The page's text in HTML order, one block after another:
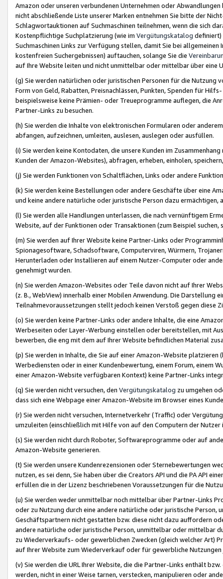
Amazon oder unseren verbundenen Unternehmen oder
nicht abschließende Liste unserer Marken entnehmen Sie bitte der
Schlagwortauktionen auf Suchmaschinen teilnehmen, wenn die sich
Kostenpflichtige Suchplatzierung (wie im Vergütungskatalog definiert)
Suchmaschinen Links zur Verfügung stellen, damit Sie bei
kostenfreien Suchergebnissen) auftauchen, solange Sie die
auf Ihre Website leiten und nicht unmittelbar oder mittelbar über eine
(g) Sie werden natürlichen oder juristischen Personen für die Nutzung
Form von Geld, Rabatten, Preisnachlässen, Punkten, Spenden für
beispielsweise keine Prämien- oder Treueprogramme auflegen, die
Partner-Links zu besuchen.
(h) Sie werden die Inhalte von elektronischen Formularen oder
abfangen, aufzeichnen, umleiten, auslesen, auslegen oder ausfüllen.
(i) Sie werden keine Kontodaten, die unsere Kunden im
Kunden der Amazon-Websites), abfragen, erheben, einholen,
(j) Sie werden Funktionen von Schaltflächen, Links oder andere
(k) Sie werden keine Bestellungen oder andere Geschäfte über eine
und keine andere natürliche oder juristische Person dazu
(l) Sie werden alle Handlungen unterlassen, die nach vernünftigem
Website, auf der Funktionen oder Transaktionen (zum Beispiel
(m) Sie werden auf Ihrer Website keine Partner-Links oder
Spionagesoftware, Schadsoftware, Computerviren, Würmern,
Herunterladen oder Installieren auf einem Nutzer-Computer oder
genehmigt wurden.
(n) Sie werden Amazon-Websites oder Teile davon nicht auf Ihrer
(z. B., WebView) innerhalb einer Mobilen Anwendung. Die Darstellung
Teilnahmevoraussetzungen stellt jedoch keinen Verstoß gegen diese
(o) Sie werden keine Partner-Links oder andere Inhalte, die eine
Werbeseiten oder Layer-Werbung einstellen oder bereitstellen, mit
bewerben, die eng mit dem auf Ihrer Website befindlichen Material
(p) Sie werden in Inhalte, die Sie auf einer Amazon-Website
Werbediensten oder in einer Kundenbewertung, einem Forum, einem
einer Amazon-Website verfügbaren Kontext) keine Partner-Links
(q) Sie werden nicht versuchen, den Vergütungskatalog zu umgehen
dass sich eine Webpage einer Amazon-Website im Browser eines
(r) Sie werden nicht versuchen, Internetverkehr (Traffic) oder
umzuleiten (einschließlich mit Hilfe von auf den Computern der
(s) Sie werden nicht durch Roboter, Softwareprogramme oder auf
Amazon-Website generieren.
(t) Sie werden unsere Kundenrezensionen oder Sternebewertungen
nutzen, es sei denn, Sie haben über die Creators API und die PA API
erfüllen die in der Lizenz beschriebenen Voraussetzungen für die
(u) Sie werden weder unmittelbar noch mittelbar über Partner-Links
oder zu Nutzung durch eine andere natürliche oder juristische
Geschäftspartnern nicht gestatten bzw. diese nicht dazu auffordern
andere natürliche oder juristische Person, unmittelbar oder mittelbar
zu Wiederverkaufs- oder gewerblichen Zwecken (gleich welcher Art)
auf Ihrer Website zum Wiederverkauf oder für gewerbliche
(v) Sie werden die URL Ihrer Website, die die Partner-Links enthält
werden, nicht in einer Weise tarnen, verstecken, manipulieren oder